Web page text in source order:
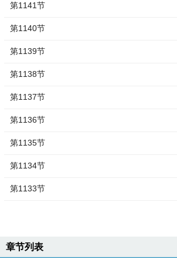
第1141节
第1140节
第1139节
第1138节
第1137节
第1136节
第1135节
第1134节
第1133节
章节列表